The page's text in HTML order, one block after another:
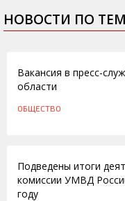
НОВОСТИ ПО
Вакансия в пресс-
области
ОБЩЕСТВО
Подведены итоги
комиссии УМВД
году